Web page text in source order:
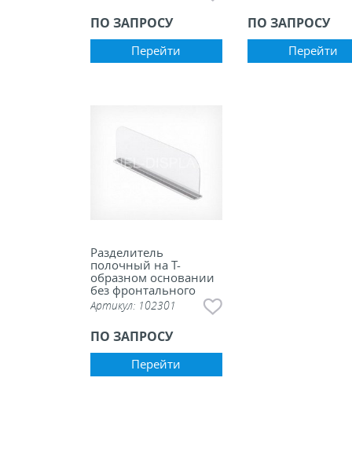
ПО ЗАПРОСУ
Перейти
ПО ЗАПРОСУ
Перейти
Разделитель
полочный на Т-
образном основании
без фронтального
ограничителя на
магнитном основании
Артикул: 102301
ПО ЗАПРОСУ
Перейти